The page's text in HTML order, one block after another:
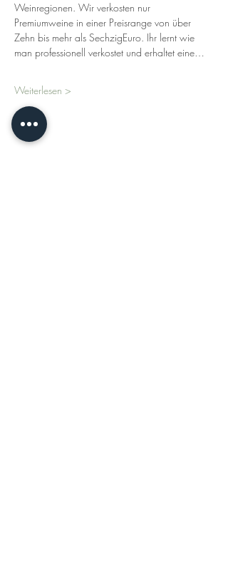
Weinregionen. Wir verkosten nur
Premiumweine in einer Preisrange von über
Zehn bis mehr als SechzigEuro. Ihr lernt wie
man professionell verkostet und erhaltet eine…
Weiterlesen >